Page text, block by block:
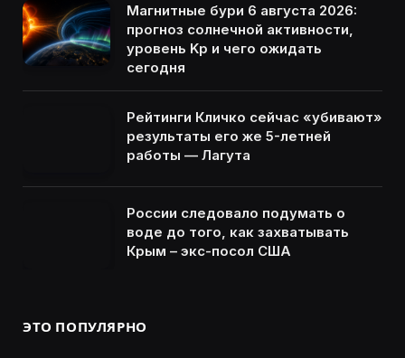
Магнитные бури 6 августа 2026:
прогноз солнечной активности,
уровень Kp и чего ожидать
сегодня
Рейтинги Кличко сейчас «убивают»
результаты его же 5-летней
работы — Лагута
России следовало подумать о
воде до того, как захватывать
Крым – экс-посол США
ЭТО ПОПУЛЯРНО